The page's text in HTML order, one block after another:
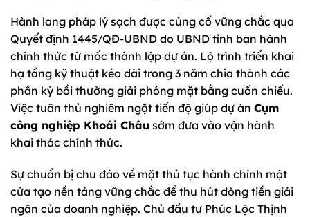
Hành lang pháp lý sạch được củng cố vững chắc qua
Quyết định 1445/QĐ-UBND do UBND tỉnh ban hành
chính thức từ mốc thành lập dự án. Lộ trình triển khai
hạ tầng kỹ thuật kéo dài trong 3 năm chia thành các
phân kỳ bồi thường giải phóng mặt bằng cuốn chiếu.
Việc tuân thủ nghiêm ngặt tiến độ giúp dự án Cụm
công nghiệp Khoái Châu sớm đưa vào vận hành
khai thác chính thức.
Sự chuẩn bị chu đáo về mặt thủ tục hành chính một
cửa tạo nền tảng vững chắc để thu hút dòng tiền giải
ngân của doanh nghiệp. Chủ đầu tư Phúc Lộc Thịnh